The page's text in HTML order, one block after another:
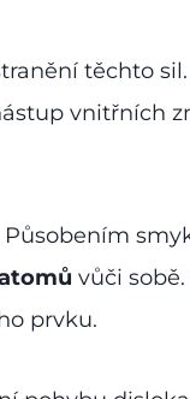
těchto
vnitřních
vůči
prvku.